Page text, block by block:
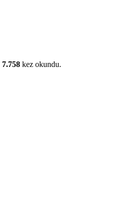
7.758 kez okundu.